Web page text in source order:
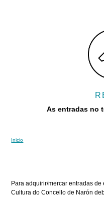
As entradas no
Vostede está
Inicio
Para adquirir/mercar entradas
Cultura do Concello de Narón